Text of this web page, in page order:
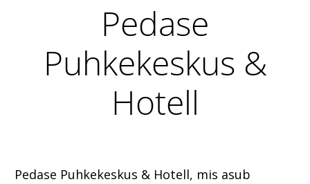
Pedase
Puhkekeskus &
Hotell
Pedase Puhkekeskus & Hotell, mis asub